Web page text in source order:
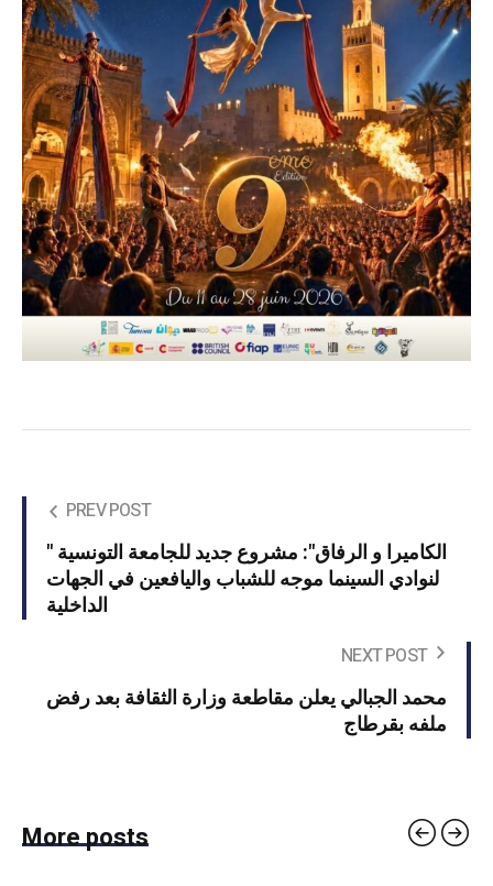
PREV POST
" الكاميرا و الرفاق": مشروع جديد للجامعة التونسية
لنوادي السينما موجه للشباب واليافعين في الجهات
الداخلية
NEXT POST
محمد الجبالي يعلن مقاطعة وزارة الثقافة بعد رفض
ملفه بقرطاج
More posts